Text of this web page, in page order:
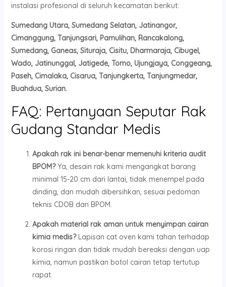
instalasi profesional di seluruh kecamatan berikut:
Sumedang Utara, Sumedang Selatan, Jatinangor,
Cimanggung, Tanjungsari, Pamulihan, Rancakalong,
Sumedang, Ganeas, Situraja, Cisitu, Dharmaraja, Cibugel,
Wado, Jatinunggal, Jatigede, Tomo, Ujungjaya, Conggeang,
Paseh, Cimalaka, Cisarua, Tanjungkerta, Tanjungmedar,
Buahdua, Surian.
FAQ: Pertanyaan Seputar Rak
Gudang Standar Medis
Apakah rak ini benar-benar memenuhi kriteria audit
BPOM?Ya, desain rak kami mengangkat barang
minimal 15-20 cm dari lantai, tidak menempel pada
dinding, dan mudah dibersihkan, sesuai pedoman
teknis CDOB dan BPOM.
Apakah material rak aman untuk menyimpan cairan
kimia medis?Lapisan cat oven kami tahan terhadap
korosi ringan dan tidak mudah bereaksi dengan uap
kimia, namun pastikan botol cairan tetap tertutup
rapat.